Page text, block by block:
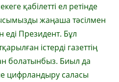
қабілетті ел ретінде
жаңаша тәсілмен
еді Президент. Бұл
істерді газеттің
болатынбыз. Биыл да
цифрландыру саласы